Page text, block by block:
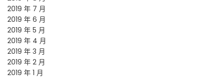
2019 年 7 月
2019 年 6 月
2019 年 5 月
2019 年 4 月
2019 年 3 月
2019 年 2 月
2019 年 1 月